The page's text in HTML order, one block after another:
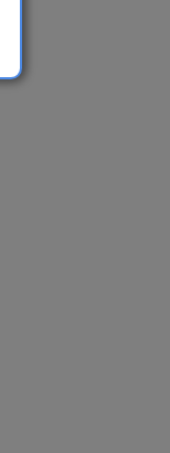
Murillo de Gallego